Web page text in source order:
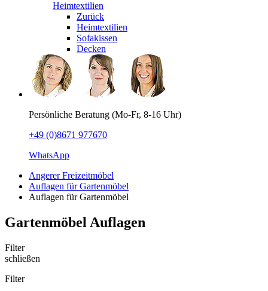
Heimtextilien
Zurück
Heimtextilien
Sofakissen
Decken
Persönliche Beratung (Mo-Fr, 8-16 Uhr)
+49 (0)8671 977670
WhatsApp
Angerer Freizeitmöbel
Auflagen für Gartenmöbel
Auflagen für Gartenmöbel
Gartenmöbel Auflagen
Filter
schließen
Filter